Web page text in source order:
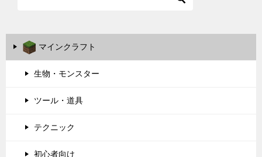
マインクラフト
生物・モンスター
ツール・道具
テクニック
初心者向け